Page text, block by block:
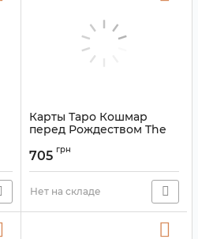
Карты Таро Кошмар
перед Рождеством The
Christmas Tarot
Артикул: 9420037
705 грн
Нет на складе